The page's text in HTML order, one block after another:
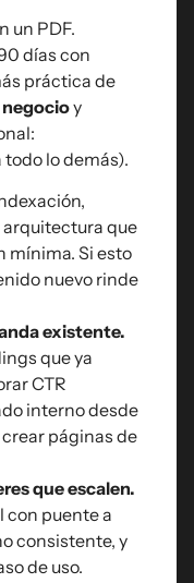
un PDF.
días con
práctica de
y
lo demás).
que
mínima. Si esto
nuevo rinde
existente.
que ya
CTR
interno desde
páginas de
que escalen.
puente a
consistente, y
de uso.